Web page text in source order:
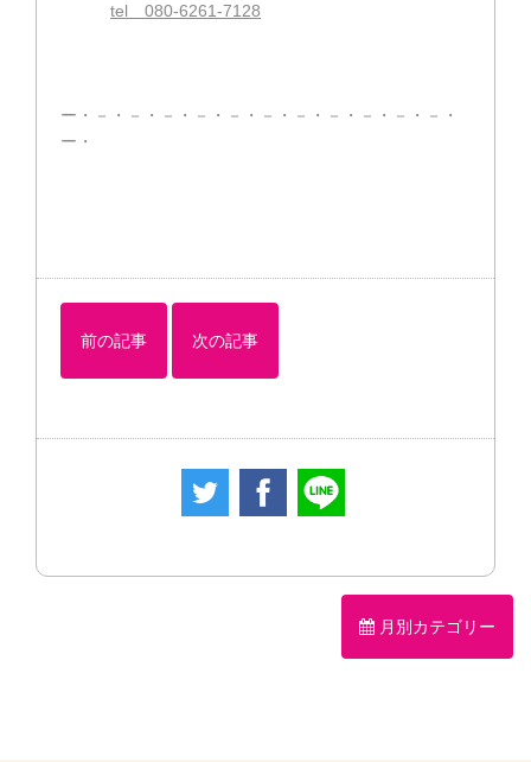
tel 080-6261-7128
ー・－・－・－・－・－・－・－・－・－・－・－・
ー・
前の記事 次の記事
月別カテゴリー